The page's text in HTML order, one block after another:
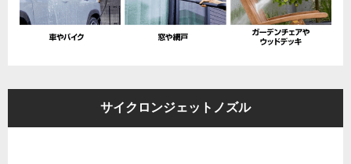
サイクロンジェットノズル